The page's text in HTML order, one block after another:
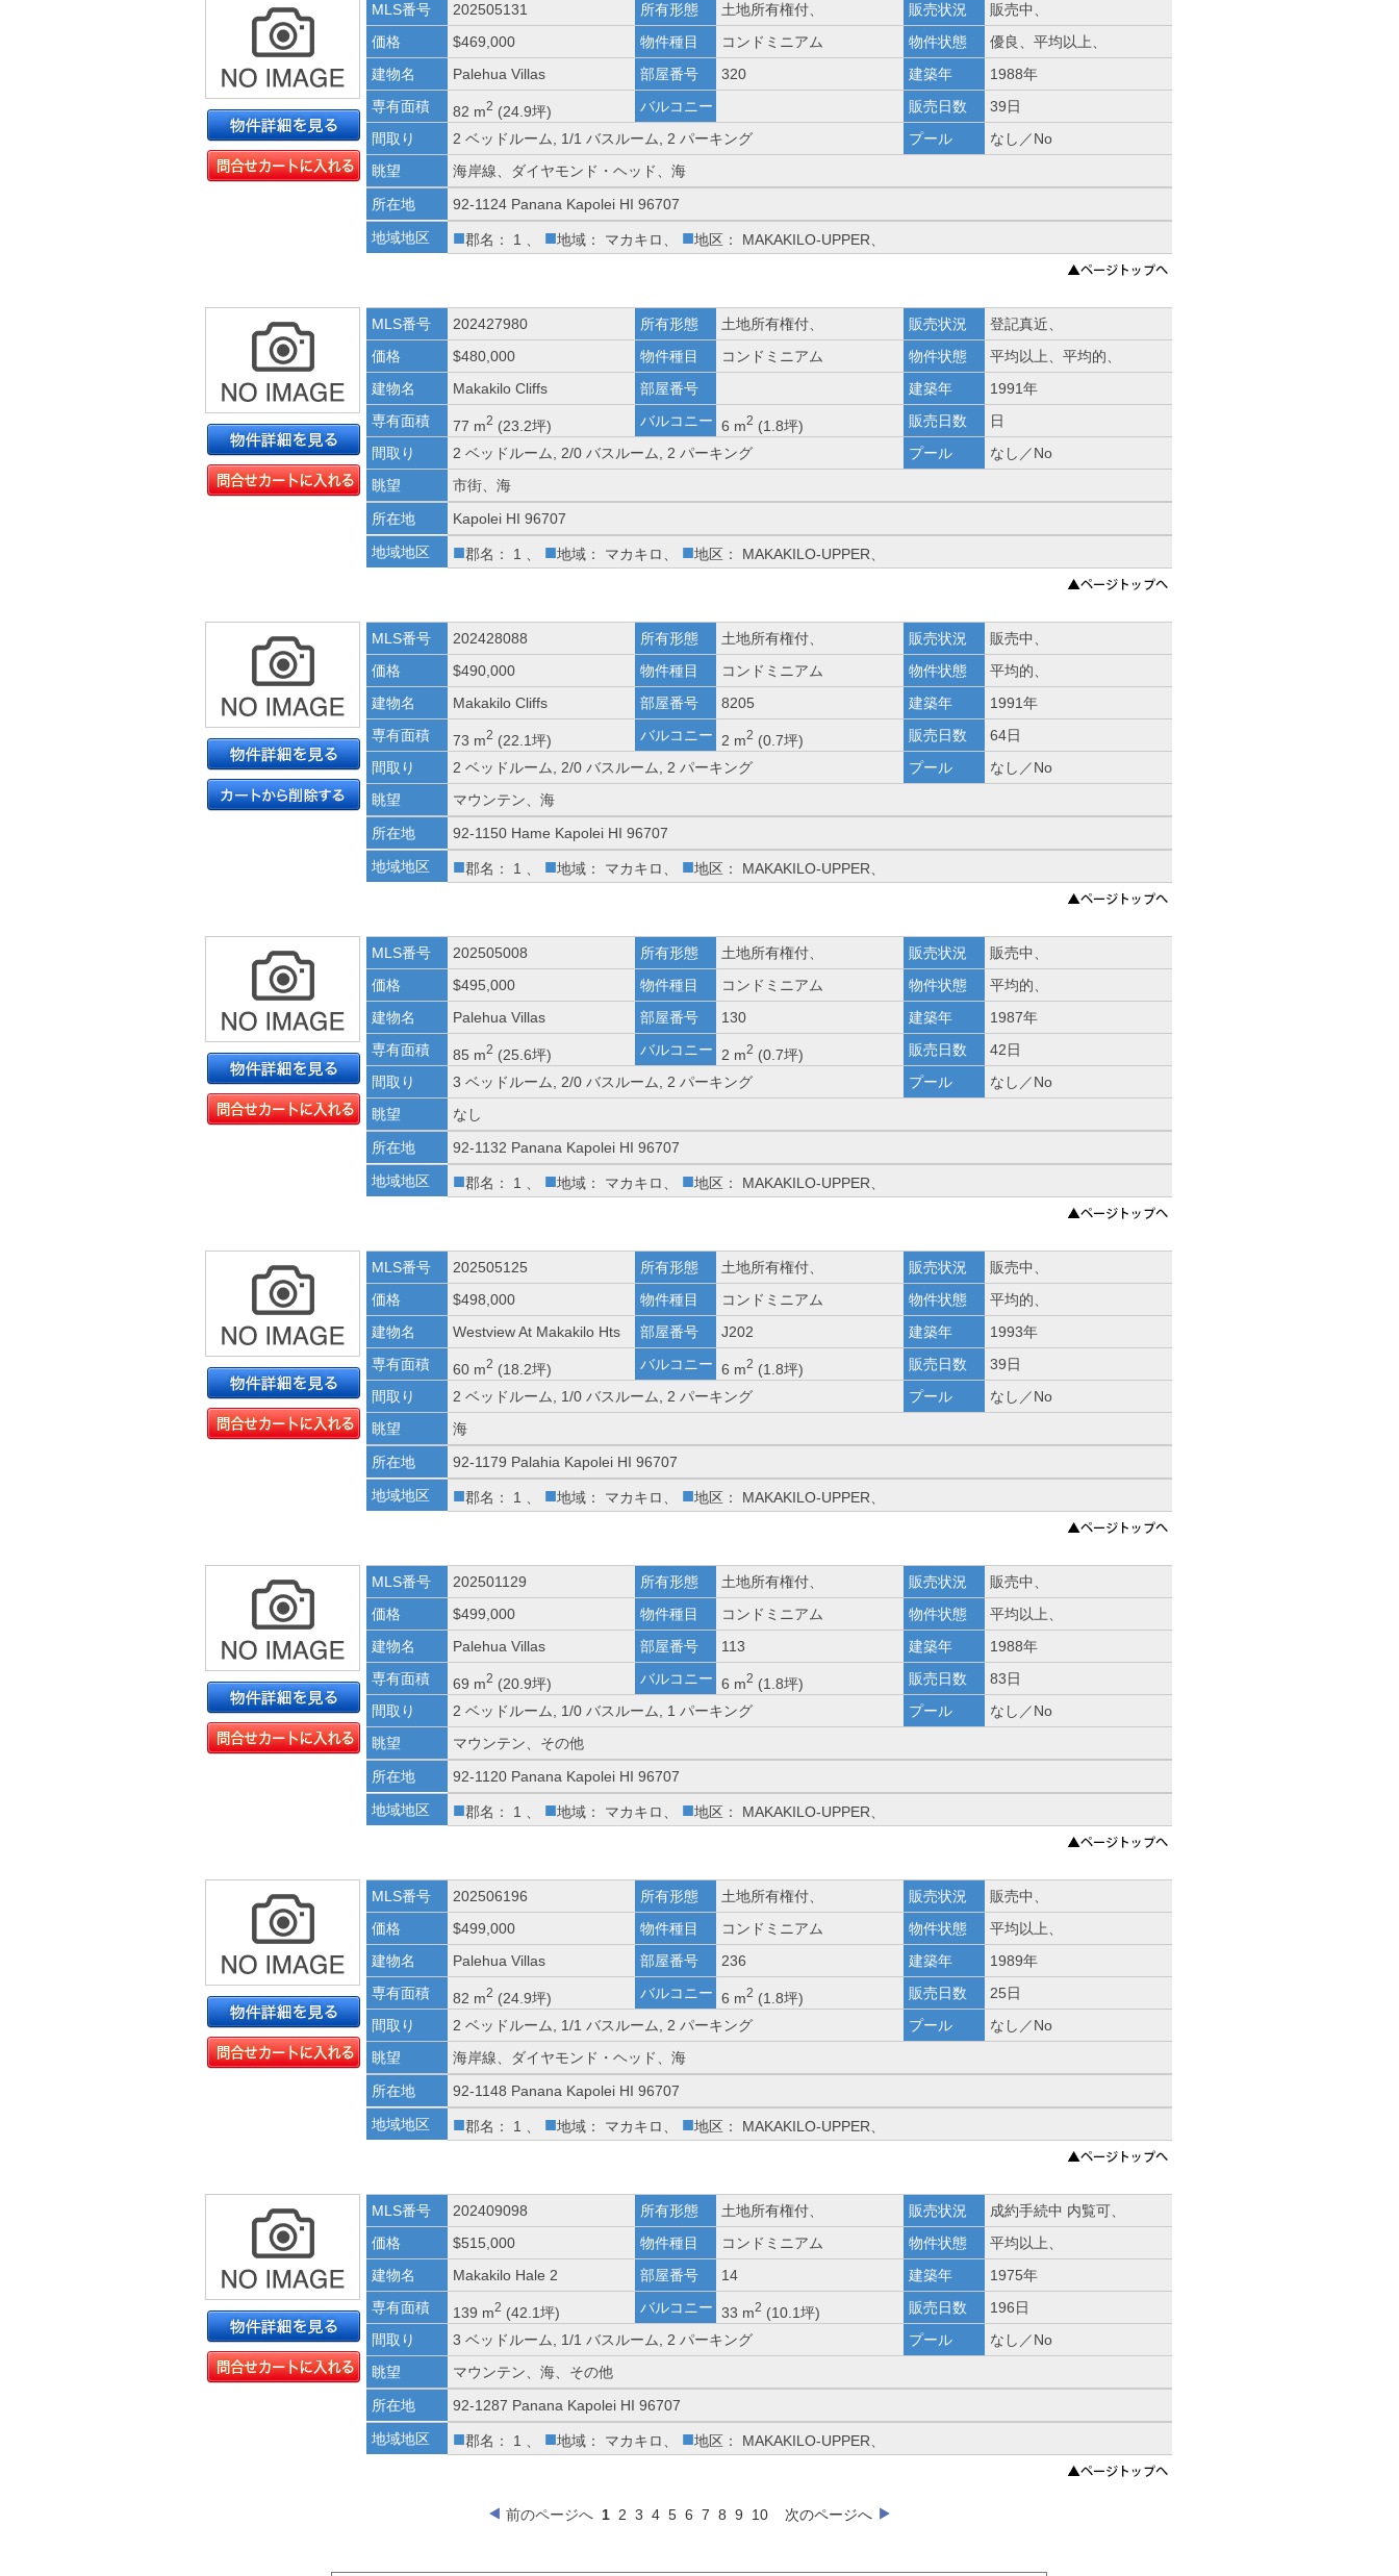
MLS番号 202505131 所有形態 土地所有権付、 販売状況
販売中、
価格
$469,000 物件種目 コンドミニアム 物件状態
優良、平均以上、
建物名
Palehua Villas 部屋番号 320 建築年
1988年
専有面積
82 m2 (24.9坪) バルコニー 販売日数
39日
間取り
2 ベッドルーム, 1/1 バスルーム, 2 パーキング プール
なし／No
眺望
海岸線、ダイヤモンド・ヘッド、海
所在地
92-1124 Panana Kapolei HI 96707
地域地区
■郡名： 1 、 ■地域： マカキロ、 ■地区： MAKAKILO-UPPER、
MLS番号 202427980 所有形態 土地所有権付、 販売状況
登記真近、
価格
$480,000 物件種目 コンドミニアム 物件状態
平均以上、平均的、
建物名
Makakilo Cliffs 部屋番号 建築年
1991年
専有面積
77 m2 (23.2坪) バルコニー 6 m2 (1.8坪) 販売日数
日
間取り
2 ベッドルーム, 2/0 バスルーム, 2 パーキング プール
なし／No
眺望
市街、海
所在地
Kapolei HI 96707
地域地区
■郡名： 1 、 ■地域： マカキロ、 ■地区： MAKAKILO-UPPER、
MLS番号 202428088 所有形態 土地所有権付、 販売状況
販売中、
価格
$490,000 物件種目 コンドミニアム 物件状態
平均的、
建物名
Makakilo Cliffs 部屋番号 8205 建築年
1991年
専有面積
73 m2 (22.1坪) バルコニー 2 m2 (0.7坪) 販売日数
64日
間取り
2 ベッドルーム, 2/0 バスルーム, 2 パーキング プール
なし／No
眺望
マウンテン、海
所在地
92-1150 Hame Kapolei HI 96707
地域地区
■郡名： 1 、 ■地域： マカキロ、 ■地区： MAKAKILO-UPPER、
MLS番号 202505008 所有形態 土地所有権付、 販売状況
販売中、
価格
$495,000 物件種目 コンドミニアム 物件状態
平均的、
建物名
Palehua Villas 部屋番号 130 建築年
1987年
専有面積
85 m2 (25.6坪) バルコニー 2 m2 (0.7坪) 販売日数
42日
間取り
3 ベッドルーム, 2/0 バスルーム, 2 パーキング プール
なし／No
眺望
なし
所在地
92-1132 Panana Kapolei HI 96707
地域地区
■郡名： 1 、 ■地域： マカキロ、 ■地区： MAKAKILO-UPPER、
MLS番号 202505125 所有形態 土地所有権付、 販売状況
販売中、
価格
$498,000 物件種目 コンドミニアム 物件状態
平均的、
建物名
Westview At Makakilo Hts 部屋番号 J202 建築年
1993年
専有面積
60 m2 (18.2坪) バルコニー 6 m2 (1.8坪) 販売日数
39日
間取り
2 ベッドルーム, 1/0 バスルーム, 2 パーキング プール
なし／No
眺望
海
所在地
92-1179 Palahia Kapolei HI 96707
地域地区
■郡名： 1 、 ■地域： マカキロ、 ■地区： MAKAKILO-UPPER、
MLS番号 202501129 所有形態 土地所有権付、 販売状況
販売中、
価格
$499,000 物件種目 コンドミニアム 物件状態
平均以上、
建物名
Palehua Villas 部屋番号 113 建築年
1988年
専有面積
69 m2 (20.9坪) バルコニー 6 m2 (1.8坪) 販売日数
83日
間取り
2 ベッドルーム, 1/0 バスルーム, 1 パーキング プール
なし／No
眺望
マウンテン、その他
所在地
92-1120 Panana Kapolei HI 96707
地域地区
■郡名： 1 、 ■地域： マカキロ、 ■地区： MAKAKILO-UPPER、
MLS番号 202506196 所有形態 土地所有権付、 販売状況
販売中、
価格
$499,000 物件種目 コンドミニアム 物件状態
平均以上、
建物名
Palehua Villas 部屋番号 236 建築年
1989年
専有面積
82 m2 (24.9坪) バルコニー 6 m2 (1.8坪) 販売日数
25日
間取り
2 ベッドルーム, 1/1 バスルーム, 2 パーキング プール
なし／No
眺望
海岸線、ダイヤモンド・ヘッド、海
所在地
92-1148 Panana Kapolei HI 96707
地域地区
■郡名： 1 、 ■地域： マカキロ、 ■地区： MAKAKILO-UPPER、
MLS番号 202409098 所有形態 土地所有権付、 販売状況
成約手続中 内覧可、
価格
$515,000 物件種目 コンドミニアム 物件状態
平均以上、
建物名
Makakilo Hale 2 部屋番号 14 建築年
1975年
専有面積
139 m2 (42.1坪) バルコニー 33 m2 (10.1坪) 販売日数
196日
間取り
3 ベッドルーム, 1/1 バスルーム, 2 パーキング プール
なし／No
眺望
マウンテン、海、その他
所在地
92-1287 Panana Kapolei HI 96707
地域地区
■郡名： 1 、 ■地域： マカキロ、 ■地区： MAKAKILO-UPPER、
前のページへ 1 2 3 4 5 6 7 8 9 10 次のページへ